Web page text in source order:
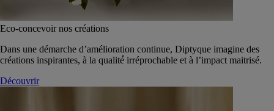
Eco-concevoir nos créations
Dans une démarche d’amélioration continue, Diptyque imagine des
créations inspirantes, à la qualité́ irréprochable et à l’impact maitrisé.
Découvrir